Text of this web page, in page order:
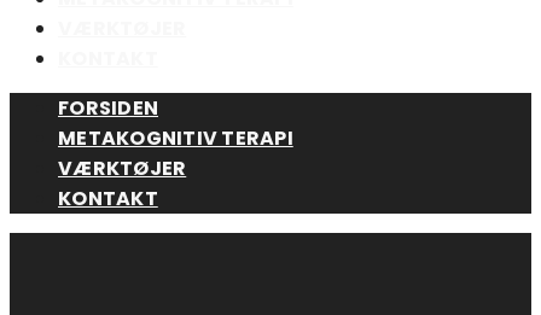
FORSIDEN
METAKOGNITIV TERAPI
VÆRKTØJER
KONTAKT